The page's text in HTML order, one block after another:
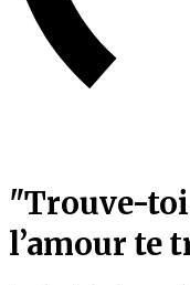
"Trouve-
l’amour te